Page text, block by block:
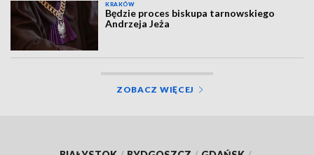
KRAKÓW
Będzie proces biskupa tarnowskiego
Andrzeja Jeża
ZOBACZ WIĘCEJ